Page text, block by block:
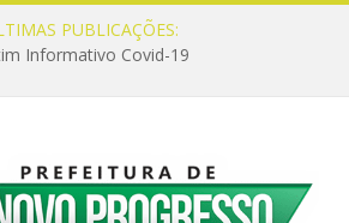
PUBLICAÇÕES:
Informativo Covid-19